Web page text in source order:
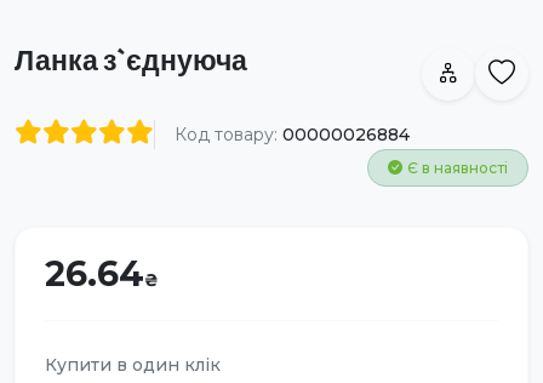
Ланка з`єднуюча
Код товару: 00000026884
Є в наявності
26.64
Купити в один клік